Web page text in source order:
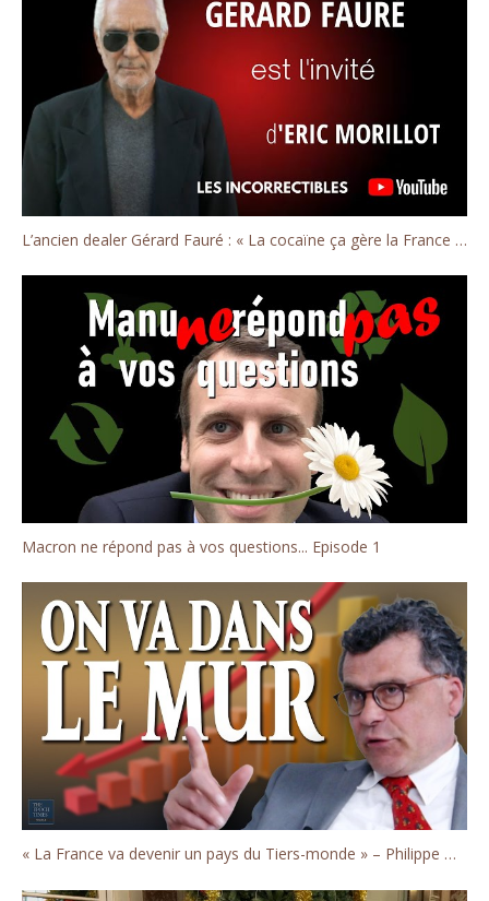
L’ancien dealer Gérard Fauré : « La cocaïne ça gère la France ! »
Macron ne répond pas à vos questions... Episode 1
« La France va devenir un pays du Tiers-monde » – Philippe Murer